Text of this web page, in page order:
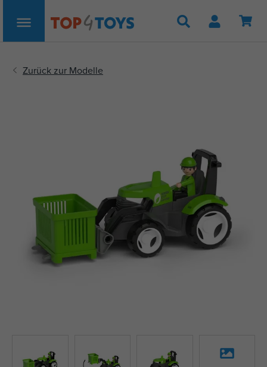
Suche